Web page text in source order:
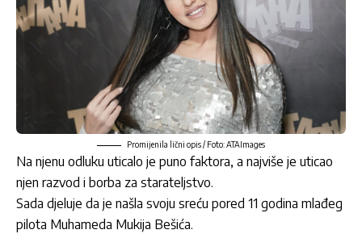
Promijenila lični opis / Foto: ATAImages
Na njenu odluku uticalo je puno faktora, a najviše je uticao
njen razvod i borba za starateljstvo.
Sada djeluje da je našla svoju sreću pored 11 godina mlađeg
pilota Muhameda Mukija Bešića.